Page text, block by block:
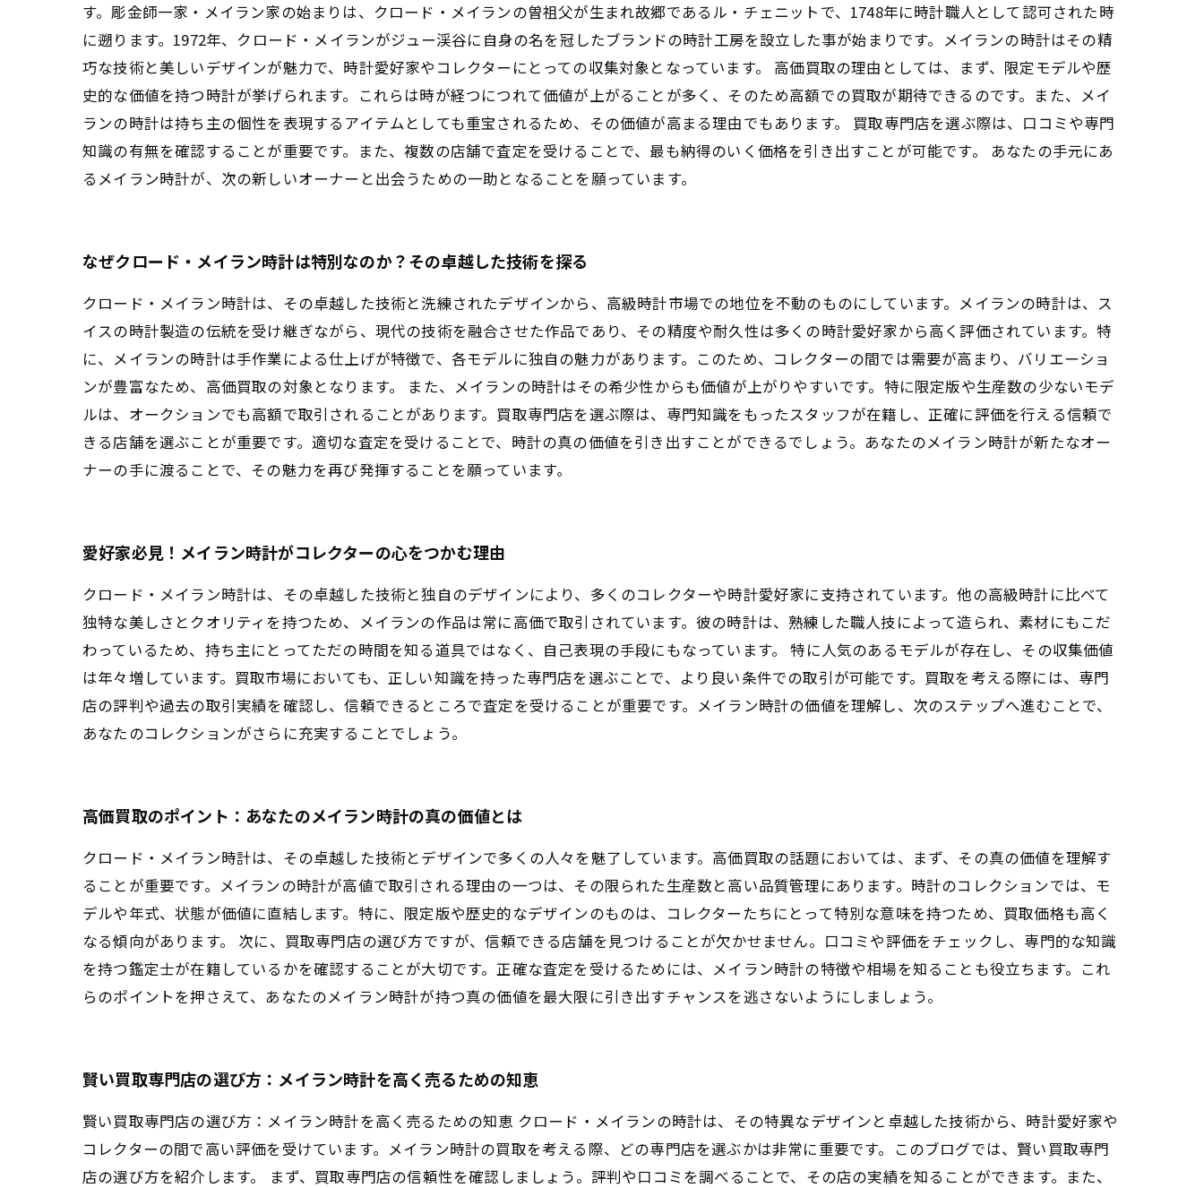
す。彫金師一家・メイラン家の始まりは、クロード・メイランの曽祖父が生まれ故郷であるル・チェニットで、1748年に時計職人として認可された時
に遡ります。1972年、クロード・メイランがジュー渓谷に自身の名を冠したブランドの時計工房を設立した事が始まりです。メイランの時計はその精
巧な技術と美しいデザインが魅力で、時計愛好家やコレクターにとっての収集対象となっています。 高価買取の理由としては、まず、限定モデルや歴
史的な価値を持つ時計が挙げられます。これらは時が経つにつれて価値が上がることが多く、そのため高額での買取が期待できるのです。また、メイ
ランの時計は持ち主の個性を表現するアイテムとしても重宝されるため、その価値が高まる理由でもあります。 買取専門店を選ぶ際は、口コミや専門
知識の有無を確認することが重要です。また、複数の店舗で査定を受けることで、最も納得のいく価格を引き出すことが可能です。 あなたの手元にあ
るメイラン時計が、次の新しいオーナーと出会うための一助となることを願っています。
なぜクロード・メイラン時計は特別なのか？その卓越した技術を探る
クロード・メイラン時計は、その卓越した技術と洗練されたデザインから、高級時計市場での地位を不動のものにしています。メイランの時計は、ス
イスの時計製造の伝統を受け継ぎながら、現代の技術を融合させた作品であり、その精度や耐久性は多くの時計愛好家から高く評価されています。特
に、メイランの時計は手作業による仕上げが特徴で、各モデルに独自の魅力があります。このため、コレクターの間では需要が高まり、バリエーショ
ンが豊富なため、高価買取の対象となります。 また、メイランの時計はその希少性からも価値が上がりやすいです。特に限定版や生産数の少ないモデ
ルは、オークションでも高額で取引されることがあります。買取専門店を選ぶ際は、専門知識をもったスタッフが在籍し、正確に評価を行える信頼で
きる店舗を選ぶことが重要です。適切な査定を受けることで、時計の真の価値を引き出すことができるでしょう。あなたのメイラン時計が新たなオー
ナーの手に渡ることで、その魅力を再び発揮することを願っています。
愛好家必見！メイラン時計がコレクターの心をつかむ理由
クロード・メイラン時計は、その卓越した技術と独自のデザインにより、多くのコレクターや時計愛好家に支持されています。他の高級時計に比べて
独特な美しさとクオリティを持つため、メイランの作品は常に高価で取引されています。彼の時計は、熟練した職人技によって造られ、素材にもこだ
わっているため、持ち主にとってただの時間を知る道具ではなく、自己表現の手段にもなっています。 特に人気のあるモデルが存在し、その収集価値
は年々増しています。買取市場においても、正しい知識を持った専門店を選ぶことで、より良い条件での取引が可能です。買取を考える際には、専門
店の評判や過去の取引実績を確認し、信頼できるところで査定を受けることが重要です。メイラン時計の価値を理解し、次のステップへ進むことで、
あなたのコレクションがさらに充実することでしょう。
高価買取のポイント：あなたのメイラン時計の真の価値とは
クロード・メイラン時計は、その卓越した技術とデザインで多くの人々を魅了しています。高価買取の話題においては、まず、その真の価値を理解す
ることが重要です。メイランの時計が高値で取引される理由の一つは、その限られた生産数と高い品質管理にあります。時計のコレクションでは、モ
デルや年式、状態が価値に直結します。特に、限定版や歴史的なデザインのものは、コレクターたちにとって特別な意味を持つため、買取価格も高く
なる傾向があります。 次に、買取専門店の選び方ですが、信頼できる店舗を見つけることが欠かせません。口コミや評価をチェックし、専門的な知識
を持つ鑑定士が在籍しているかを確認することが大切です。正確な査定を受けるためには、メイラン時計の特徴や相場を知ることも役立ちます。これ
らのポイントを押さえて、あなたのメイラン時計が持つ真の価値を最大限に引き出すチャンスを逃さないようにしましょう。
賢い買取専門店の選び方：メイラン時計を高く売るための知恵
賢い買取専門店の選び方：メイラン時計を高く売るための知恵 クロード・メイランの時計は、その特異なデザインと卓越した技術から、時計愛好家や
コレクターの間で高い評価を受けています。メイラン時計の買取を考える際、どの専門店を選ぶかは非常に重要です。このブログでは、賢い買取専門
店の選び方を紹介します。 まず、買取専門店の信頼性を確認しましょう。評判や口コミを調べることで、その店の実績を知ることができます。また、